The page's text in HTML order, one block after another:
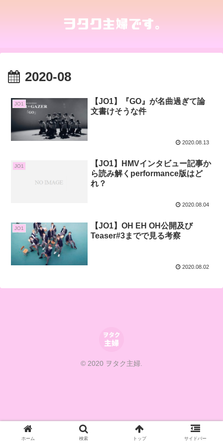
2020-08
JO1
【JO1】『GO』が名曲過ぎて論
文書けそうな件
2020.08.13
JO1
【JO1】HMVインタビュー記事か
ら読み解くperformance版はど
れ？
2020.08.04
JO1
【JO1】OH EH OH公開及び
Teaser#3までで見る考察
2020.08.02
© 2020 ヲタク主婦.
ホーム 検索 トップ サイドバー